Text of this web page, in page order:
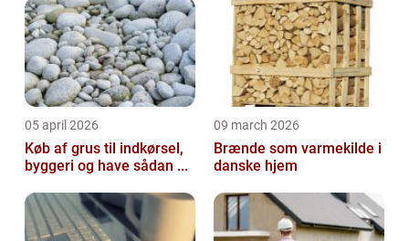
05 april 2026
Køb af grus til indkørsel,
byggeri og have sådan ...
09 march 2026
Brænde som varmekilde i
danske hjem